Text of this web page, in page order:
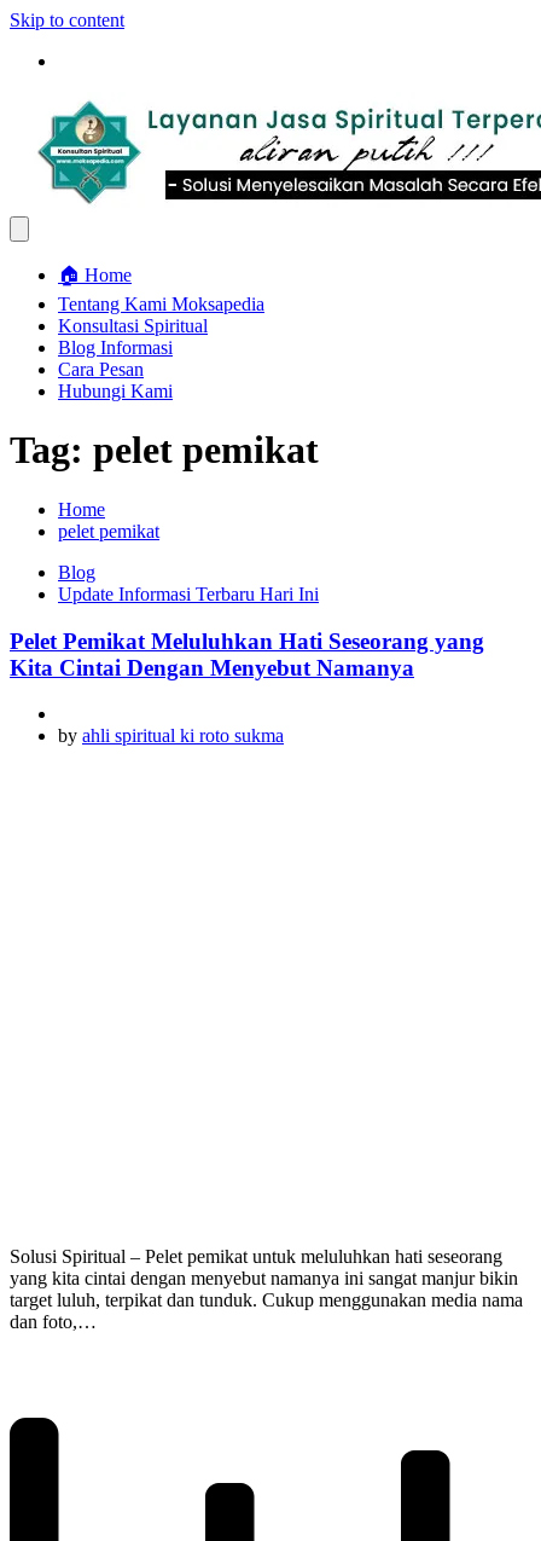
Skip to content
🏠 Home
Tentang Kami Moksapedia
Konsultasi Spiritual
Blog Informasi
Cara Pesan
Hubungi Kami
Tag: pelet pemikat
Home
pelet pemikat
Blog
Update Informasi Terbaru Hari Ini
Pelet Pemikat Meluluhkan Hati Seseorang yang
Kita Cintai Dengan Menyebut Namanya
by ahli spiritual ki roto sukma
Solusi Spiritual – Pelet pemikat untuk meluluhkan hati seseorang
yang kita cintai dengan menyebut namanya ini sangat manjur bikin
target luluh, terpikat dan tunduk. Cukup menggunakan media nama
dan foto,…